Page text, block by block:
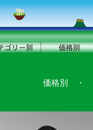
価格別 ・